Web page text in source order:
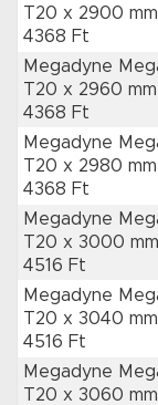
T20 x 2900 mm
4368 Ft
Megadyne
T20 x 2960 mm
4368 Ft
Megadyne
T20 x 2980 mm
4368 Ft
Megadyne
T20 x 3000 mm
4516 Ft
Megadyne
T20 x 3040 mm
4516 Ft
Megadyne
T20 x 3060 mm